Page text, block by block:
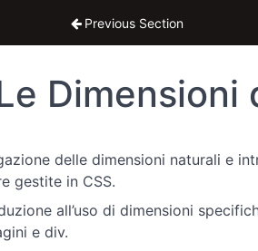
di CSS
Previous Section
Dimensioni
delle dimensioni naturali e
gestite in CSS.
all’uso di dimensioni
e div.